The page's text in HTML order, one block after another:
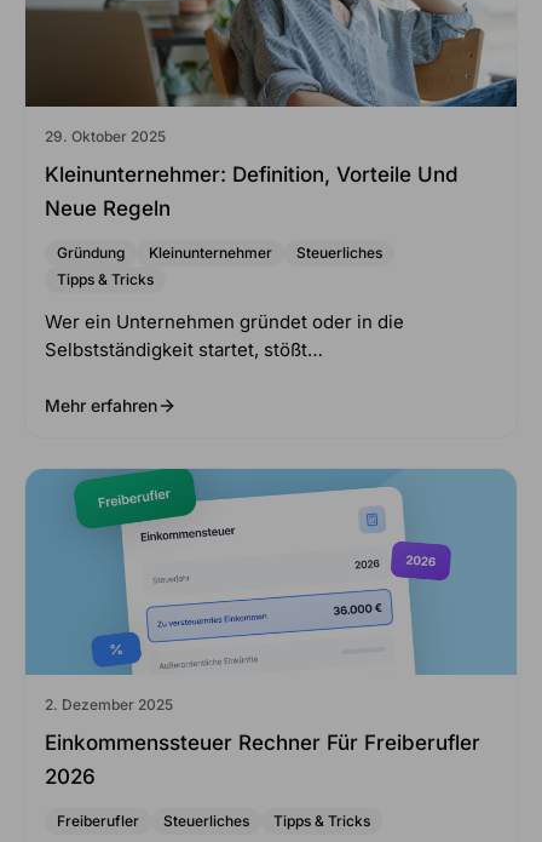
29. Oktober 2025
Kleinunternehmer: Definition, Vorteile Und
Neue Regeln
Gründung Kleinunternehmer
Steuerliches
Tipps & Tricks
Wer ein Unternehmen gründet oder in die
Selbstständigkeit startet, stößt…
Mehr erfahren
2. Dezember 2025
Einkommenssteuer Rechner Für Freiberufler
2026
Freiberufler Steuerliches Tipps & Tricks